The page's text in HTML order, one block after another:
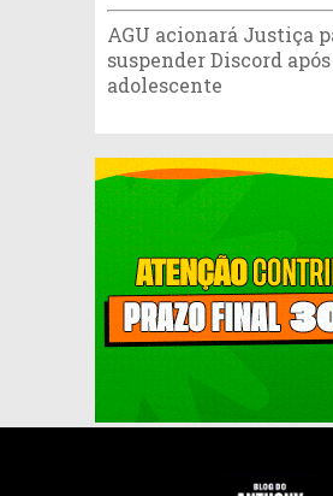
AGU acionará Justiça
suspender Discord
adolescente